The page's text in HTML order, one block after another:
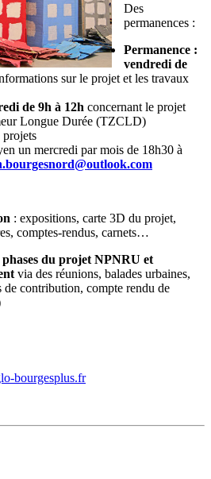
Des
permanences :
Permanence :
vendredi de
sur le projet et les travaux
de 9h à 12h concernant le projet
Longue Durée (TZCLD)
projets
un mercredi par mois de 18h30 à
: expositions, carte 3D du projet,
comptes-rendus, carnets…
du projet NPNRU et
via des réunions, balades urbaines,
de contribution, compte rendu de
bourgesplus.fr